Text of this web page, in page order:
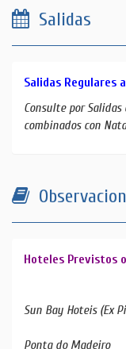
Salidas
Salidas Regulares
Consulte por
combinados con
Hoteles Previstos
Sun Bay Hoteis (Ex
Ponta do Madeiro